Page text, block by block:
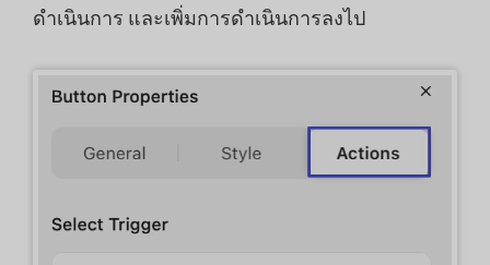
ดำเนินการ และเพิ่มการดำเนินการลงไป